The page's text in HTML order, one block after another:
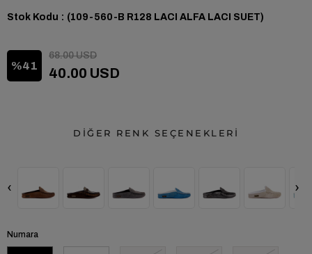
Stok Kodu (109-560-B R128 LACI ALFA LACI SUET)
41
68.00 USD
40.00 USD
DİĞER RENK SEÇENEKLERİ
‹ ›
Numara